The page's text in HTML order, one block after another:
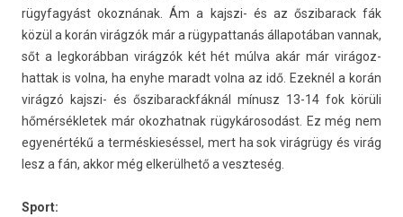
rügyfagyást okoznának. Ám a kajszi- és az őszibarack fák
közül a korán virágzók már a rügypat­tanás állapotában van­nak,
sőt a leg­koráb­ban virágzók két hét múlva akár már virágoz­
hattak is volna, ha enyhe maradt volna az idő. Ezeknél a korán
virágzó kajszi- és őszibarackfák­nál mínusz 13-14 fok körüli
hőmér­sékletek már okoz­hatnak rügykárosodást. Ez még nem
egyenértékű a terméskieséssel, mert ha sok virágrügy és virág
lesz a fán, akkor még elkerülhető a veszteség.
Sport: